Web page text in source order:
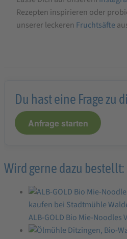
Rezepten inspirieren oder
unserer leckeren Fruchtsäfte
Du hast eine Frage zu
Anfrage starten
Wird gerne dazu bestellt:
ALB-GOLD Bio Mie-Noodles